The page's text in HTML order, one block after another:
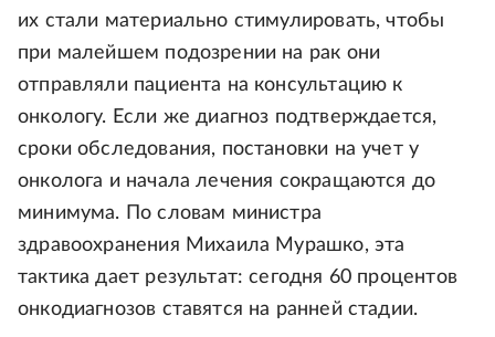
их стали материально стимулировать, чтобы
при малейшем подозрении на рак они
отправляли пациента на консультацию к
онкологу. Если же диагноз подтверждается,
сроки обследования, постановки на учет у
онколога и начала лечения сокращаются до
минимума. По словам министра
здравоохранения Михаила Мурашко, эта
тактика дает результат: сегодня 60 процентов
онкодиагнозов ставятся на ранней стадии.